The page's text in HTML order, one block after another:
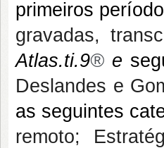
primeiros
gravadas,
Atlas.ti.9® e
Deslandes e
as seguintes
remoto;